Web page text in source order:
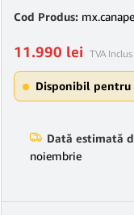
Cod Produs:
11.990 lei TVA Inclus
Disponibil pentru
Dată estimată
noiembrie